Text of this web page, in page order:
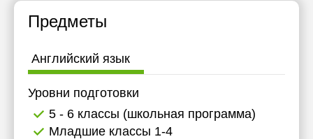
Предметы
Английский язык
Уровни подготовки
5 - 6 классы (школьная программа)
Младшие классы 1-4